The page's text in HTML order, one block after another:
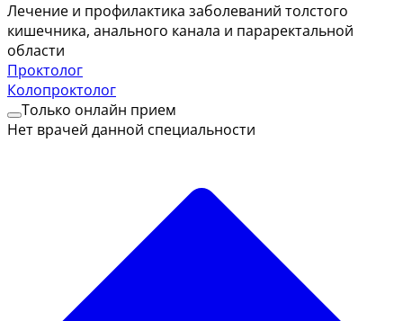
Лечение и профилактика заболеваний толстого
кишечника, анального канала и параректальной
области
Проктолог
Колопроктолог
Только онлайн прием
Нет врачей данной специальности